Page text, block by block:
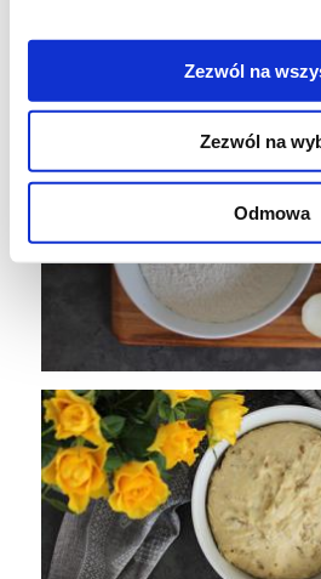
Zezwól na
Zezwól na
Odmowa
góra-dół przez 17 minut.
na kuchennej kratce.